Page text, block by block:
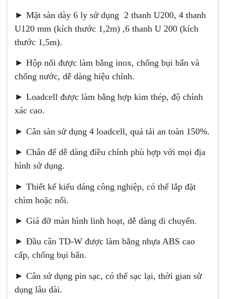
► Mặt sàn dày 6 ly sử dụng 2 thanh U200, 4 thanh
U120 mm (kích thước 1,2m) ,6 thanh U 200 (kích
thước 1,5m).
► Hộp nối được làm bằng inox, chống bụi bẩn và
chống nước, dễ dàng hiệu chỉnh.
► Loadcell được làm bằng hợp kim thép, độ chính
xác cao.
► Cân sàn sử dụng 4 loadcell, quá tải an toàn 150%.
► Chân đế dễ dàng điều chỉnh phù hợp với mọi địa
hình sử dụng.
► Thiết kế kiểu dáng công nghiệp, có thể lắp đặt
chìm hoặc nổi.
► Giá đỡ màn hình linh hoạt, dễ dàng di chuyển.
► Đầu cân TD-W được làm bằng nhựa ABS cao
cấp, chống bụi bẩn.
► Cân sử dụng pin sạc, có thể sạc lại, thời gian sử
dụng lâu dài.